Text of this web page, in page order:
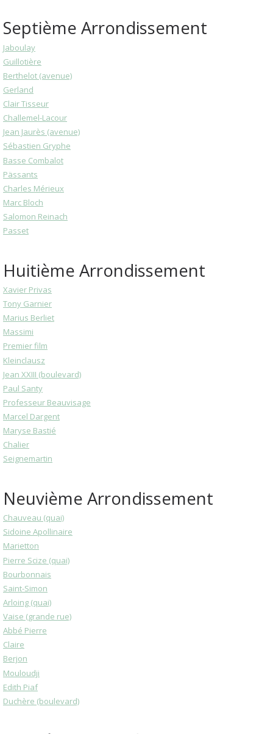
Septième Arrondissement
Jaboulay
Guillotière
Berthelot (avenue)
Gerland
Clair Tisseur
Challemel-Lacour
Jean Jaurès (avenue)
Sébastien Gryphe
Basse Combalot
Pässants
Charles Mérieux
Marc Bloch
Salomon Reinach
Passet
Huitième Arrondissement
Xavier Privas
Tony Garnier
Marius Berliet
Massimi
Premier film
Kleinclausz
Jean XXIII (boulevard)
Paul Santy
Professeur Beauvisage
Marcel Dargent
Maryse Bastié
Chalier
Seignemartin
Neuvième Arrondissement
Chauveau (quai)
Sidoine Apollinaire
Marietton
Pierre Scize (quai)
Bourbonnais
Saint-Simon
Arloing (quai)
Vaise (grande rue)
Abbé Pierre
Claire
Berjon
Mouloudji
Edith Piaf
Duchère (boulevard)